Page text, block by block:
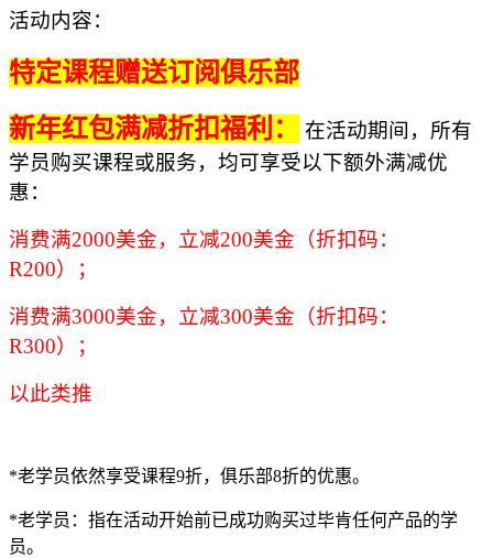
活动内容：
特定课程赠送订阅俱乐部
新年红包满减折扣福利：
在活动期间，所有
学员购买课程或服务，均可享受以下额外满减优
惠：
消费满2000美金，立减200美金（折扣码：
R200）；
消费满3000美金，立减300美金（折扣码：
R300）；
以此类推
*老学员依然享受课程9折，俱乐部8折的优惠。
*老学员：指在活动开始前已成功购买过毕肯任何产品的学
员。